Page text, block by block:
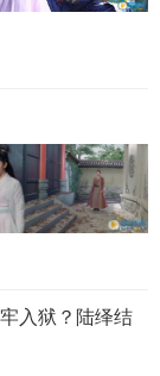
”相关视频登上
夫妇甜蜜互动视
基础上做了相应
成了一个层层递
入狱？陆绎结